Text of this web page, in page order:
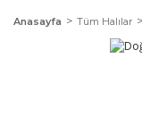
Anasayfa Tüm Halılar